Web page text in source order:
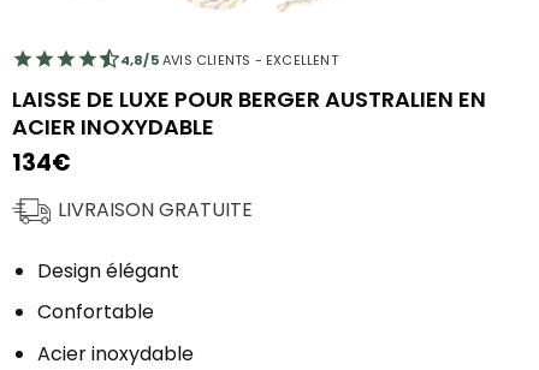
4,8/5AVIS CLIENTS - EXCELLENT
LAISSE DE LUXE POUR BERGER AUSTRALIEN EN
ACIER INOXYDABLE
134€
LIVRAISON GRATUITE
Design élégant
Confortable
Acier inoxydable